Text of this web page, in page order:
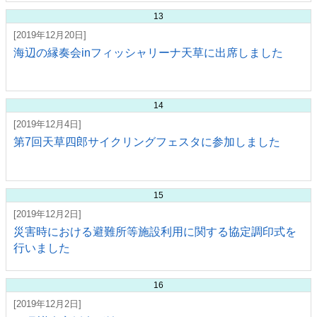
13
[2019年12月20日]
海辺の縁奏会inフィッシャリーナ天草に出席しました
14
[2019年12月4日]
第7回天草四郎サイクリングフェスタに参加しました
15
[2019年12月2日]
災害時における避難所等施設利用に関する協定調印式を
行いました
16
[2019年12月2日]